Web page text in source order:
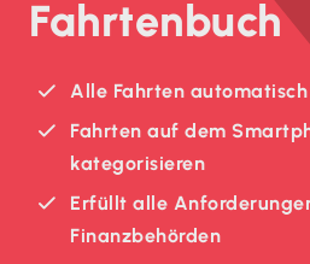
Fahrtenbuch
Alle Fahrten
Fahrten auf dem
kategorisieren
Erfüllt alle
Finanzbehörden